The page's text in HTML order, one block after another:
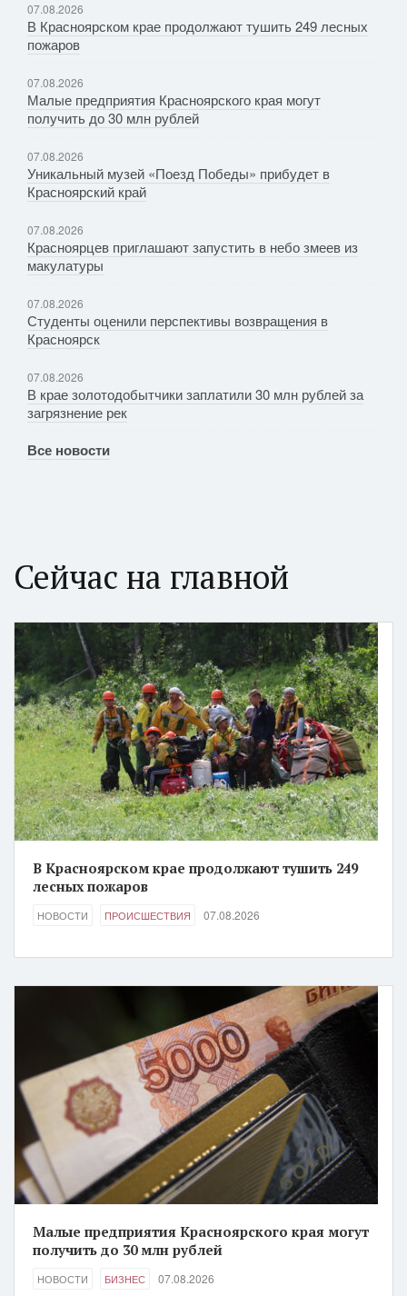
07.08.2026
В Красноярском крае продолжают тушить 249 лесных
пожаров
07.08.2026
Малые предприятия Красноярского края могут
получить до 30 млн рублей
07.08.2026
Уникальный музей «Поезд Победы» прибудет в
Красноярский край
07.08.2026
Красноярцев приглашают запустить в небо змеев из
макулатуры
07.08.2026
Студенты оценили перспективы возвращения в
Красноярск
07.08.2026
В крае золотодобытчики заплатили 30 млн рублей за
загрязнение рек
Все новости
Сейчас на главной
В Красноярском крае продолжают тушить 249
лесных пожаров
НОВОСТИ ПРОИСШЕСТВИЯ 07.08.2026
Малые предприятия Красноярского края могут
получить до 30 млн рублей
НОВОСТИ БИЗНЕС 07.08.2026